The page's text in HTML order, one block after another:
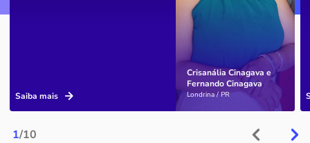
1/10
Crisanália Cinagava e
Fernando Cinagava
Londrina / PR
Saiba mais